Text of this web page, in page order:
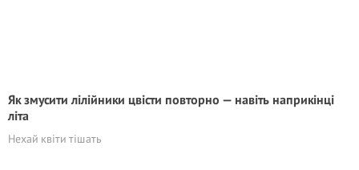
Як змусити лілійники цвісти повторно — навіть наприкінці
літа
Нехай квіти тішать